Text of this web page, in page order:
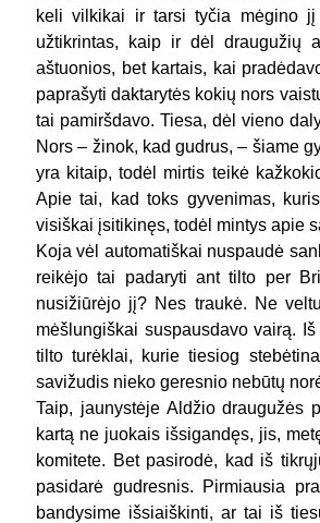
keli vilkikai ir tarsi tyčia mėgino
užtikrintas, kaip ir dėl draugužių
aštuonios, bet kartais, kai
paprašyti daktarytės kokių nors
tai pamiršdavo. Tiesa, dėl vieno
Nors – žinok, kad gudrus, – šiame
yra kitaip, todėl mirtis teikė
Apie tai, kad toks gyvenimas,
visiškai įsitikinęs, todėl mintys apie
Koja vėl automatiškai nuspaudė
reikėjo tai padaryti ant tilto per
nusižiūrėjo jį? Nes traukė. Ne
mėšlungiškai suspausdavo vairą.
tilto turėklai, kurie tiesiog
savižudis nieko geresnio nebūtų
Taip, jaunystėje Aldžio draugužės
kartą ne juokais išsigandęs, jis,
komitete. Bet pasirodė, kad iš
pasidarė gudresnis. Pirmiausia
bandysime išsiaiškinti, ar tai iš